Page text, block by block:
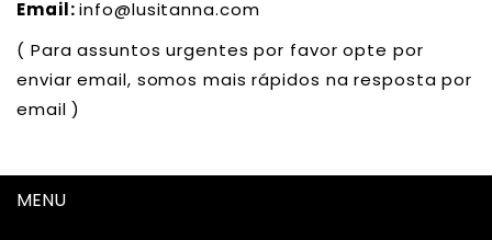
Email:info@lusitanna.com
( Para assuntos urgentes por favor opte por
enviar email, somos mais rápidos na resposta por
email )
MENU